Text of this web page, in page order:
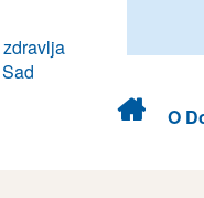
Dom
zdravlja
O